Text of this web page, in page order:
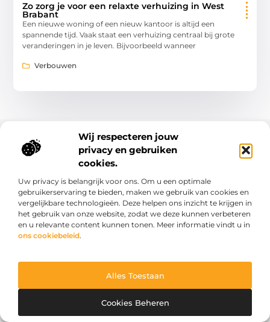
Wij respecteren jouw
privacy en gebruiken
cookies.
Uw privacy is belangrijk voor ons. Om u een optimale
gebruikerservaring te bieden, maken we gebruik van cookies en
vergelijkbare technologieën. Deze helpen ons inzicht te krijgen in
het gebruik van onze website, zodat we deze kunnen verbeteren
en u relevante content kunnen tonen. Meer informatie vindt u in
ons cookiebeleid.
Alles Toestaan
Cookies Beheren
Zo zorg je voor een relaxte verhuizing in West
Brabant
Een nieuwe woning of een nieuw kantoor is altijd een
spannende tijd. Vaak staat een verhuizing centraal bij grote
veranderingen in je leven. Bijvoorbeeld wanneer
Verbouwen
Van alledaags tot bijzonder – lees het op BelindaWeb.nl.
Ontdek inspirerende blogs en artikelen over alles wat het
dagelijks leven te bieden heeft.
Onze informatie